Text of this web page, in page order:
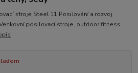
stroje Steel 11 Posilování a rozvoj
posilovací stroje, outdoor fitness,